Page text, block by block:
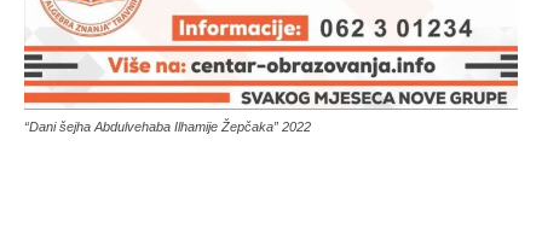
“Dani šejha Abdulvehaba Ilhamije Žepčaka” 2022